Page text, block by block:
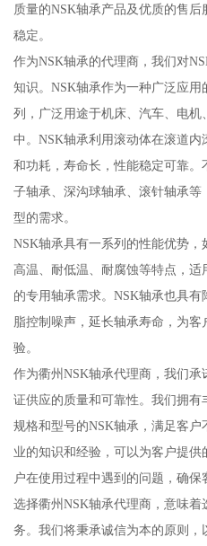
质量的NSK轴承产品及优质的售
稳定。
作为NSK轴承的代理商，我们对
知识。NSK轴承作为一种广泛应
列，广泛用途于机床、汽车、电
中。NSK轴承利用滚动体在滚道
和功耗，寿命长，性能稳定可靠
子轴承、深沟球轴承、滚针轴承
型的需求。
NSK轴承具有一系列的性能优势
高温、耐低温、耐腐蚀等特点，
的专用轴承需求。NSK轴承也具
脂控制噪声，延长轴承寿命，为
验。
作为衢州NSK轴承代理商，我们
证供应的质量和可靠性。我们拥
规格和型号的NSK轴承，满足客
业的知识和经验，可以为客户提
户在使用过程中遇到的问题，确保
选择衢州NSK轴承代理商，意味
务。我们将秉承诚信为本的原则